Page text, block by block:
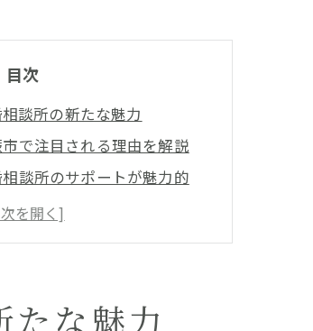
目次
談所の新たな魅力
で注目される理由を解説
談所のサポートが魅力的
ではの新しい出会いの形とは
できる結婚相談所の体制
所選びから始まる
たな魅力